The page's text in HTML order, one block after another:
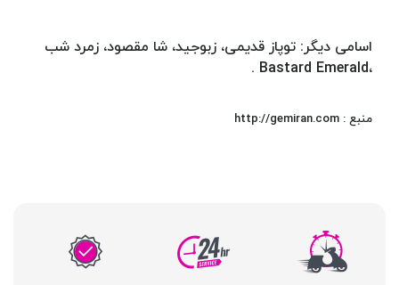
اسامی دیگر: توپاز قدیمی، زبوجید، شا مقصود، زمرد شب
،Bastard Emerald .
منبع : http://gemiran.com